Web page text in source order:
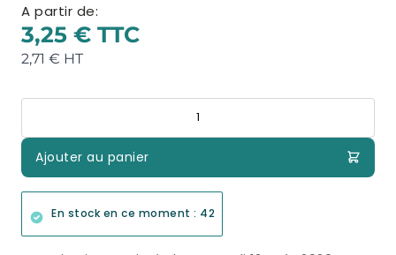
A partir de:
3,25 €
2,71 €
Ajouter au panier
En stock en ce moment : 42